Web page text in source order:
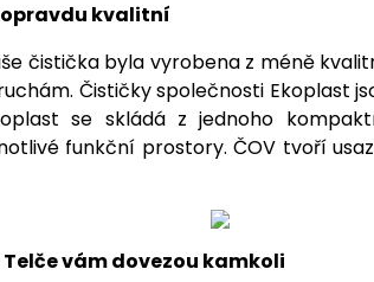
kvalitní
čistička byla vyrobena z méně
Čističky společnosti Ekoplast
se skládá z jednoho
funkční prostory. ČOV tvoří
vám dovezou kamkoli